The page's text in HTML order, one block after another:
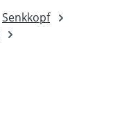
Senkkopf